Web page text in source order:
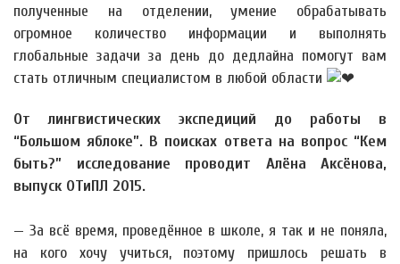
полученные на отделении, умение обрабатывать
огромное количество информации и выполнять
глобальные задачи за день до дедлайна помогут вам
стать отличным специалистом в любой области
От лингвистических экспедиций до работы в
“Большом яблоке”. В поисках ответа на вопрос “Кем
быть?” исследование проводит Алёна Аксёнова,
выпуск ОТиПЛ 2015.
— За всё время, проведённое в школе, я так и не поняла,
на кого хочу учиться, поэтому пришлось решать в